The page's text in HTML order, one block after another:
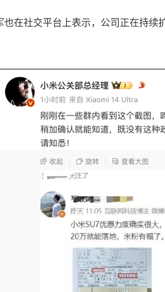
也在社交平台上表示，公司正在持